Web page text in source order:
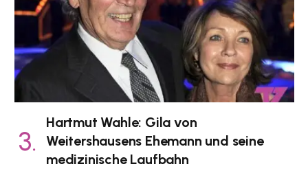
Hartmut Wahle: Gila von
Weitershausens Ehemann und seine
medizinische Laufbahn